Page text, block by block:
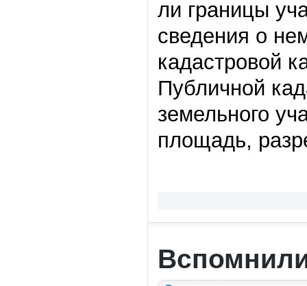
ли границы
сведения о
кадастровой
Публичной
земельного
площадь,